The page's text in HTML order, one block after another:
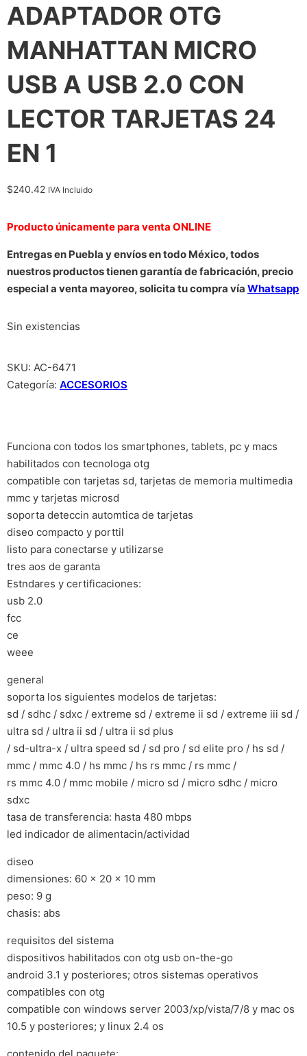
ADAPTADOR OTG
MANHATTAN MICRO
USB A USB 2.0 CON
LECTOR TARJETAS 24
EN 1
$240.42 IVA Incluido
Producto únicamente para venta ONLINE
Entregas en Puebla y envíos en todo México, todos
nuestros productos tienen garantía de fabricación, precio
especial a venta mayoreo, solicita tu compra vía Whatsapp
Sin existencias
SKU: AC-6471
Categoría: ACCESORIOS
Funciona con todos los smartphones, tablets, pc y macs
habilitados con tecnologa otg
compatible con tarjetas sd, tarjetas de memoria multimedia
mmc y tarjetas microsd
soporta deteccin automtica de tarjetas
diseo compacto y porttil
listo para conectarse y utilizarse
tres aos de garanta
Estndares y certificaciones:
usb 2.0
fcc
ce
weee
general
soporta los siguientes modelos de tarjetas:
sd / sdhc / sdxc / extreme sd / extreme ii sd / extreme iii sd /
ultra sd / ultra ii sd / ultra ii sd plus
/ sd-ultra-x / ultra speed sd / sd pro / sd elite pro / hs sd /
mmc / mmc 4.0 / hs mmc / hs rs mmc / rs mmc /
rs mmc 4.0 / mmc mobile / micro sd / micro sdhc / micro
sdxc
tasa de transferencia: hasta 480 mbps
led indicador de alimentacin/actividad
diseo
dimensiones: 60 x 20 x 10 mm
peso: 9 g
chasis: abs
requisitos del sistema
dispositivos habilitados con otg usb on-the-go
android 3.1 y posteriores; otros sistemas operativos
compatibles con otg
compatible con windows server 2003/xp/vista/7/8 y mac os
10.5 y posteriores; y linux 2.4 os